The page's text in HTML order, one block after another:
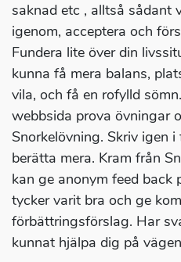
saknad etc , alltså sådant
igenom, acceptera och
Fundera lite över din
kunna få mera balans,
vila, och få en rofylld
webbsida prova övningar
Snorkelövning. Skriv igen
berätta mera. Kram från
kan ge anonym feed back
tycker varit bra och ge
förbättringsförslag. Har
kunnat hjälpa dig på